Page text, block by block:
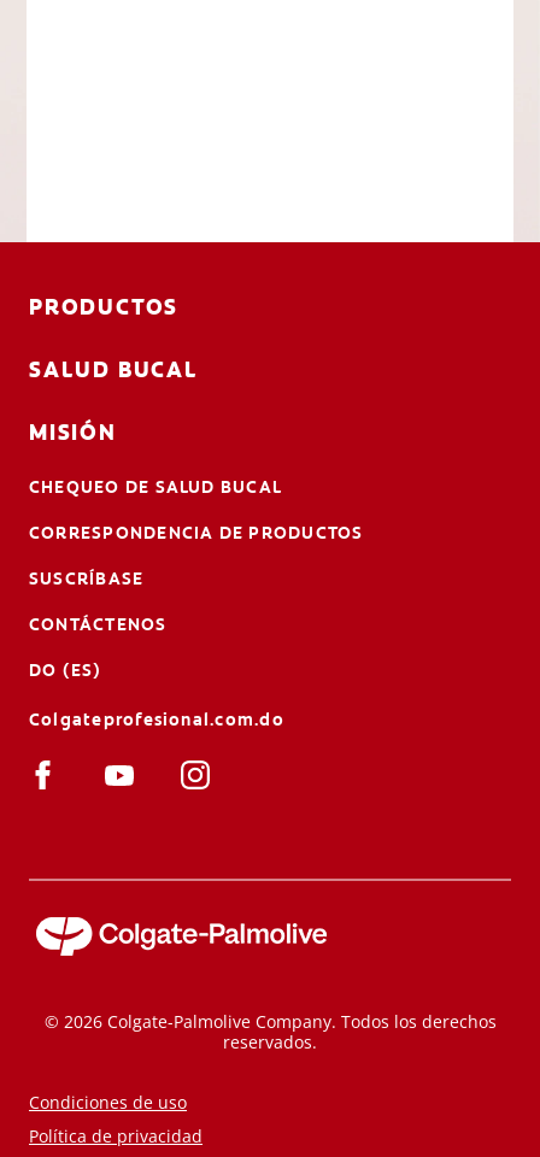
PRODUCTOS
SALUD BUCAL
MISIÓN
CHEQUEO DE SALUD BUCAL
CORRESPONDENCIA DE PRODUCTOS
SUSCRÍBASE
CONTÁCTENOS
DO (ES)
Colgateprofesional.com.do
© 2026 Colgate-Palmolive Company. Todos los derechos
reservados.
Condiciones de uso
Política de privacidad